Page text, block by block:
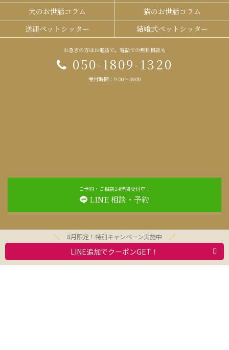
犬のお世話コラム
猫のお世話コラム
送迎ペットシッター
結婚式ペットシッター
お急ぎの方はお電話で。電話での無料相談も
050-1809-1320
受付時間：9:00～18:00
ご予約・ご相談24時間受付中！
LINE 相談・予約
8月限定！特別キャンペーン実施中
LINE追加でクーポンGET！